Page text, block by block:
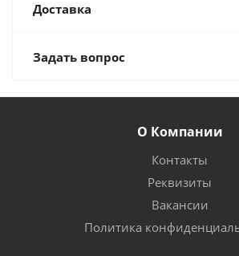
Доставка
Задать вопрос
О Компании
Контакты
Реквизиты
Вакансии
Политика